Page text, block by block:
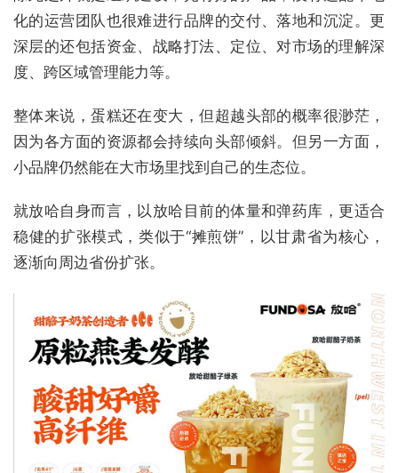
化的运营团队也很难进行品牌的交付、落地和沉淀。更
深层的还包括资金、战略打法、定位、对市场的理解深
度、跨区域管理能力等。
整体来说，蛋糕还在变大，但超越头部的概率很渺茫，
因为各方面的资源都会持续向头部倾斜。但另一方面，
小品牌仍然能在大市场里找到自己的生态位。
就放哈自身而言，以放哈目前的体量和弹药库，更适合
稳健的扩张模式，类似于“摊煎饼”，以甘肃省为核心，
逐渐向周边省份扩张。